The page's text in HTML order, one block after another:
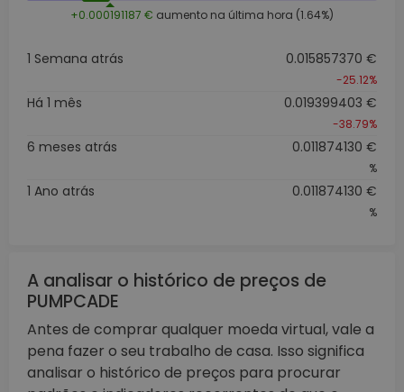
+0.000191187 € aumento na última hora (1.64%)
1 Semana atrás 0.015857370 €
-25.12%
Há 1 mês 0.019399403 €
-38.79%
6 meses atrás 0.011874130 €
%
1 Ano atrás 0.011874130 €
%
A analisar o histórico de preços de
PUMPCADE
Antes de comprar qualquer moeda virtual, vale a
pena fazer o seu trabalho de casa. Isso significa
analisar o histórico de preços para procurar